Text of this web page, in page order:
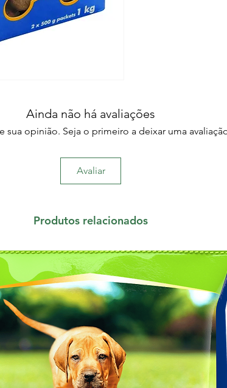
Ainda não há avaliações
sua opinião. Seja o primeiro a deixar uma
Avaliar
Produtos relacionados